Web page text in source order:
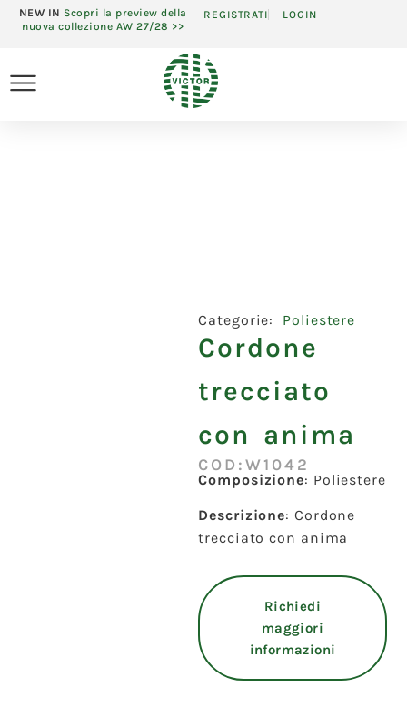
NEW IN Scopri la preview della
nuova collezione AW 27/28 >>
REGISTRATI LOGIN
Categorie: Poliestere
Cordone
trecciato
con anima
COD:W1042
Composizione: Poliestere
Descrizione: Cordone
trecciato con anima
Richiedi
maggiori
informazioni